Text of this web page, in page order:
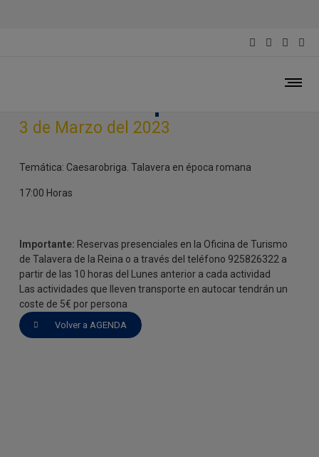
3 de Marzo del 2023
Temática: Caesarobriga. Talavera en época romana
17:00 Horas
Importante: Reservas presenciales en la Oficina de Turismo
de Talavera de la Reina o a través del teléfono 925826322 a
partir de las 10 horas del Lunes anterior a cada actividad
Las actividades que lleven transporte en autocar tendrán un
coste de 5€ por persona
Volver a AGENDA